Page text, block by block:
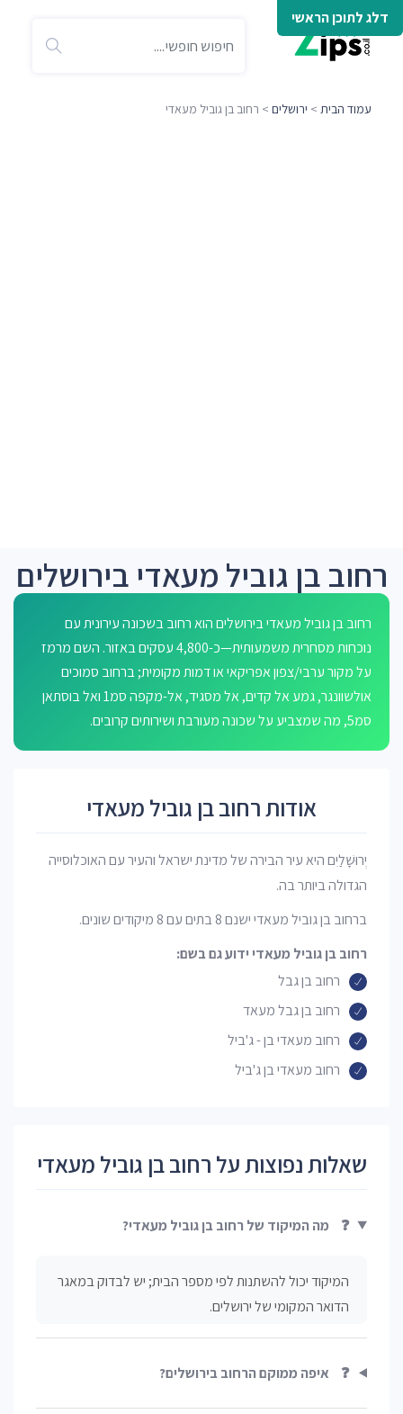
דלג לתוכן הראשי
עמוד הבית > ירושלים > רחוב בן גוביל מעאדי
רחוב בן גוביל מעאדי בירושלים
רחוב בן גוביל מעאדי בירושלים הוא רחוב בשכונה עירונית עם
נוכחות מסחרית משמעותית—כ-4,800 עסקים באזור. השם מרמז
על מקור ערבי/צפון אפריקאי או דמות מקומית; ברחוב סמוכים
אולשוונגר, גמע אל קדים, אל מסגיד, אל-מקפה סמ1 ואל בוסתאן
סמ5, מה שמצביע על שכונה מעורבת ושירותים קרובים.
אודות רחוב בן גוביל מעאדי
יְרוּשָׁלַיִם היא עיר הבירה של מדינת ישראל והעיר עם האוכלוסייה
הגדולה ביותר בה.
ברחוב בן גוביל מעאדי ישנם 8 בתים עם 8 מיקודים שונים.
רחוב בן גוביל מעאדי ידוע גם בשם:
רחוב בן גבל
רחוב בן גבל מעאד
רחוב מעאדי בן - ג'ביל
רחוב מעאדי בן ג'ביל
שאלות נפוצות על רחוב בן גוביל מעאדי
❓ מה המיקוד של רחוב בן גוביל מעאדי?
המיקוד יכול להשתנות לפי מספר הבית; יש לבדוק במאגר
הדואר המקומי של ירושלים.
❓ איפה ממוקם הרחוב בירושלים?